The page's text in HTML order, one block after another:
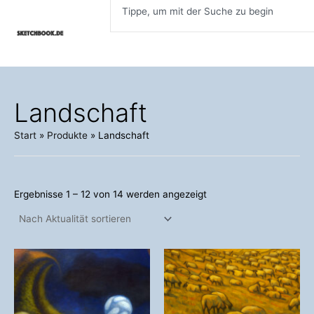
springen
Landschaft
Start Produkte Landschaft
Ergebnisse 1 – 12 von 14 werden angezeigt
Aktualität
Dieses
Produkt
mehrere
Dieses
Produkt
weist
mehrere